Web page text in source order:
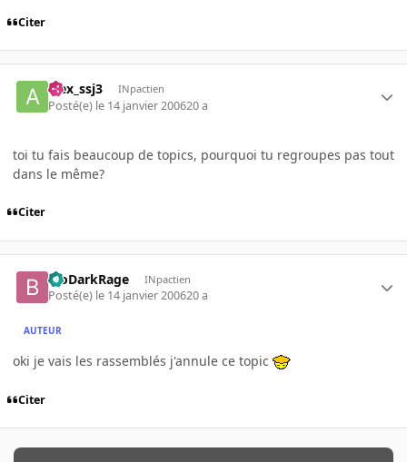
Citer
alex_ssj3 INpactien
Posté(e) le 14 janvier 200620 a
toi tu fais beaucoup de topics, pourquoi tu regroupes pas tout
dans le même?
Citer
BioDarkRage INpactien
Posté(e) le 14 janvier 200620 a
AUTEUR
oki je vais les rassemblés j'annule ce topic
Citer